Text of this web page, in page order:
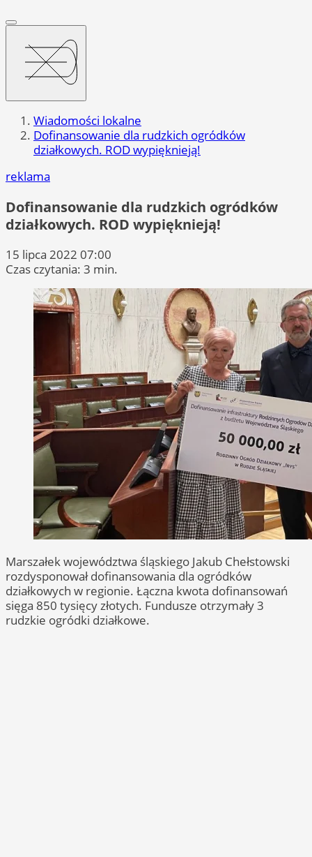
Wiadomości lokalne
Dofinansowanie dla rudzkich ogródków
działkowych. ROD wypięknieją!
reklama
Dofinansowanie dla rudzkich ogródków
działkowych. ROD wypięknieją!
15 lipca 2022 07:00
Czas czytania: 3 min.
Marszałek województwa śląskiego Jakub Chełstowski
rozdysponował dofinansowania dla ogródków
działkowych w regionie. Łączna kwota dofinansowań
sięga 850 tysięcy złotych. Fundusze otrzymały 3
rudzkie ogródki działkowe.